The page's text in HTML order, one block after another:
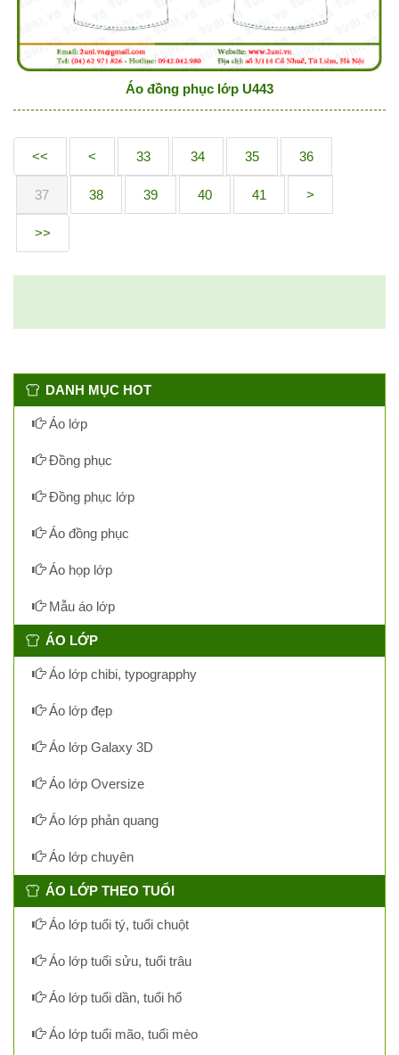
Áo đồng phục lớp U443
<< < 33 34 35 36
37 38 39 40 41 >
>>
DANH MỤC HOT
Áo lớp
Đồng phục
Đồng phục lớp
Áo đồng phục
Áo họp lớp
Mẫu áo lớp
ÁO LỚP
Áo lớp chibi, typograpphy
Áo lớp đẹp
Áo lớp Galaxy 3D
Áo lớp Oversize
Áo lớp phản quang
Áo lớp chuyên
ÁO LỚP THEO TUỔI
Áo lớp tuổi tý, tuổi chuột
Áo lớp tuổi sửu, tuổi trâu
Áo lớp tuổi dần, tuổi hổ
Áo lớp tuổi mão, tuổi mèo